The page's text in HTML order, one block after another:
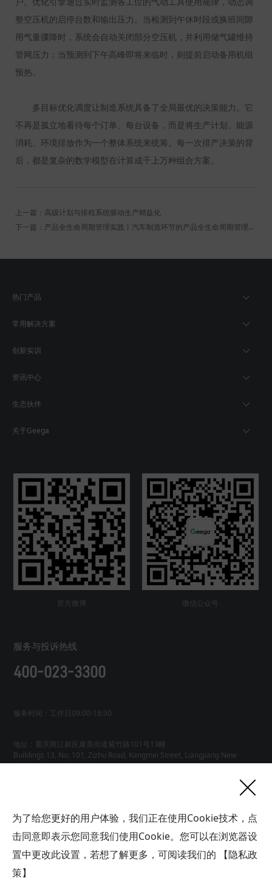
整空压机的启停台数和输出压力。当检测到午休时段或换班间隙
用气量骤降时，系统会自动关闭部分空压机，并利用储气罐维持
管网压力；当预测到下午高峰即将来临时，则提前启动备用机组
预热。
多目标优化调度让制造系统具备了全局最优的决策能力。它
不再是孤立地看待每个订单、每台设备，而是将生产计划、能源
消耗、环境排放作为一个整体系统来统筹。每一次排产决策的背
后，都是复杂的数学模型在计算成千上万种组合方案。
上一篇：高级计划与排程系统驱动生产精益化
下一篇：产品全生命周期管理实践丨汽车制造环节的产品全生命周期管理实践
热门产品
常用解决方案
创新实训
资讯中心
生态伙伴
关于Geega
官方微博 微信公众号
服务与投诉热线
400-023-3300
服务时间：工作日09:00-18:30
地址：重庆两江新区康美街道紫竹路101号13幢
Buildings 13, No. 101, Zizhu Road, Kangmei Street, Liangjiang New
网站地图 工业AI智能体
版权所有广域铭岛数字科技有限公司 GYMD Digital Technology
Co.,
帮助中心
我们
为了给您更好的用户体验，我们正在使用Cookie技术，点
击同意即表示您同意我们使用Cookie。您可以在浏览器设
置中更改此设置，若想了解更多，可阅读我们的
【隐私政
策】